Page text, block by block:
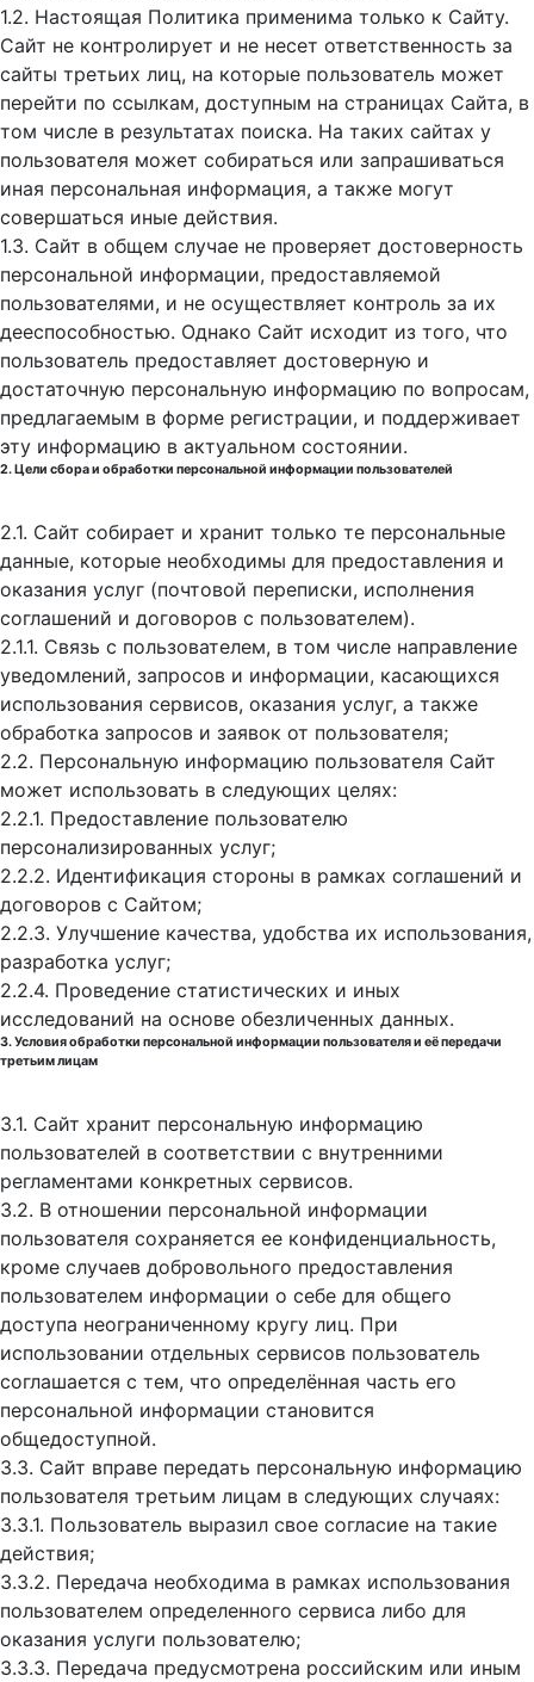
1.2. Настоящая Политика применима только к Сайту.
Сайт не контролирует и не несет ответственность за
сайты третьих лиц, на которые пользователь может
перейти по ссылкам, доступным на страницах Сайта, в
том числе в результатах поиска. На таких сайтах у
пользователя может собираться или запрашиваться
иная персональная информация, а также могут
совершаться иные действия.
1.3. Сайт в общем случае не проверяет достоверность
персональной информации, предоставляемой
пользователями, и не осуществляет контроль за их
дееспособностью. Однако Сайт исходит из того, что
пользователь предоставляет достоверную и
достаточную персональную информацию по вопросам,
предлагаемым в форме регистрации, и поддерживает
эту информацию в актуальном состоянии.
2. Цели сбора и обработки персональной информации пользователей
2.1. Сайт собирает и хранит только те персональные
данные, которые необходимы для предоставления и
оказания услуг (почтовой переписки, исполнения
соглашений и договоров с пользователем).
2.1.1. Связь с пользователем, в том числе направление
уведомлений, запросов и информации, касающихся
использования сервисов, оказания услуг, а также
обработка запросов и заявок от пользователя;
2.2. Персональную информацию пользователя Сайт
может использовать в следующих целях:
2.2.1. Предоставление пользователю
персонализированных услуг;
2.2.2. Идентификация стороны в рамках соглашений и
договоров с Сайтом;
2.2.3. Улучшение качества, удобства их использования,
разработка услуг;
2.2.4. Проведение статистических и иных
исследований на основе обезличенных данных.
3. Условия обработки персональной информации пользователя и её передачи
третьим лицам
3.1. Сайт хранит персональную информацию
пользователей в соответствии с внутренними
регламентами конкретных сервисов.
3.2. В отношении персональной информации
пользователя сохраняется ее конфиденциальность,
кроме случаев добровольного предоставления
пользователем информации о себе для общего
доступа неограниченному кругу лиц. При
использовании отдельных сервисов пользователь
соглашается с тем, что определённая часть его
персональной информации становится
общедоступной.
3.3. Сайт вправе передать персональную информацию
пользователя третьим лицам в следующих случаях:
3.3.1. Пользователь выразил свое согласие на такие
действия;
3.3.2. Передача необходима в рамках использования
пользователем определенного сервиса либо для
оказания услуги пользователю;
3.3.3. Передача предусмотрена российским или иным